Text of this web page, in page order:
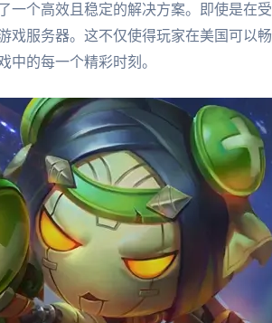
一个高效且稳定的解决方案。即使是在受
戏服务器。这不仅使得玩家在美国可以畅
中的每一个精彩时刻。